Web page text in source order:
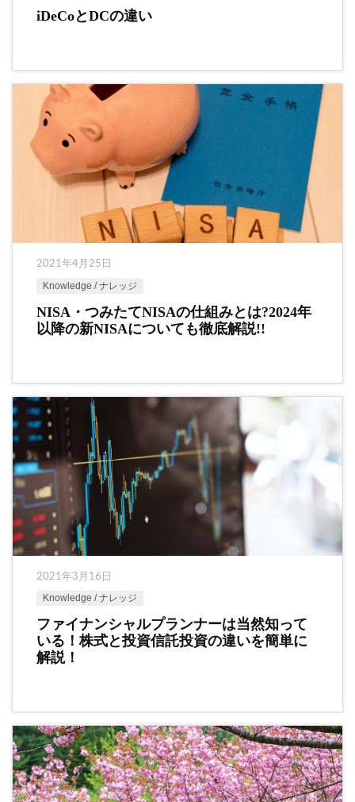
iDeCoとDCの違い
2021年4月25日
Knowledge / ナレッジ
NISA・つみたてNISAの仕組みとは?2024年
以降の新NISAについても徹底解説!!
2021年3月16日
Knowledge / ナレッジ
ファイナンシャルプランナーは当然知って
いる！株式と投資信託投資の違いを簡単に
解説！